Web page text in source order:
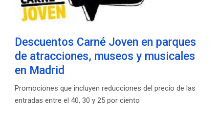
Descuentos Carné Joven en parques
de atracciones, museos y musicales
en Madrid
Promociones que incluyen reducciones del precio de las
entradas entre el 40, 30 y 25 por ciento